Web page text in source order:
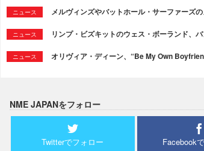
ニュース メルヴィンズやバットホール・サーファーズ
ニュース リンプ・ビズキットのウェス・ボーランド、
ニュース オリヴィア・ディーン、“Be My Own
NME JAPANをフォロー
Twitterでフォロー Facebook